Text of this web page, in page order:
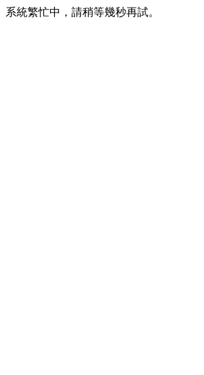
系統繁忙中，請稍等幾秒再試。